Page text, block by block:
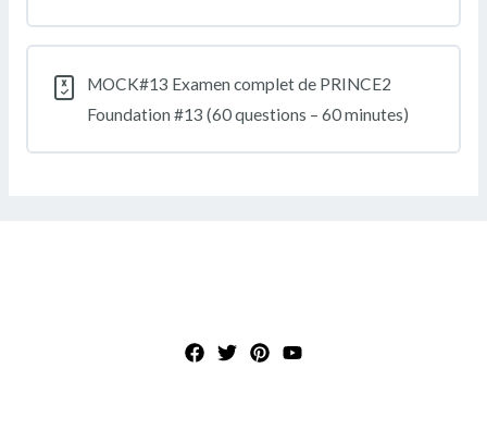
MOCK#13 Examen complet de PRINCE2
Foundation #13 (60 questions – 60 minutes)